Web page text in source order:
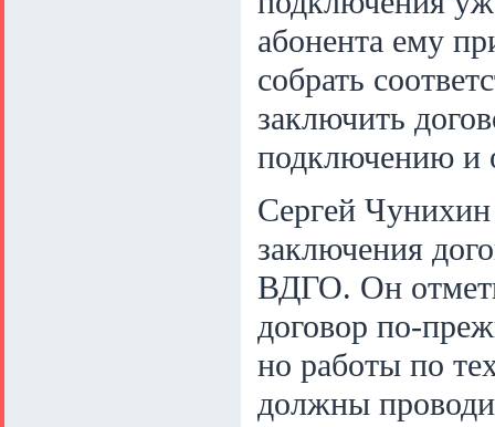
абонента ему
собрать
заключить
подключению и
Сергей Чунихин
заключения
ВДГО. Он
договор по-
но работы по
должны